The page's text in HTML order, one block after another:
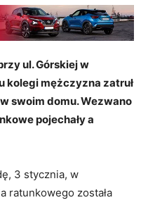
ul. Górskiej w
kolegi mężczyzna zatruł
swoim domu. Wezwano
pojechały a
3 stycznia, w
ratunkowego została